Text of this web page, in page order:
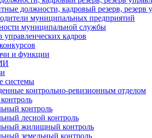
должности, кадровый резерв, резерв
муниципальных предприятий
муниципальной службы
управленческих кадров
и функции
системы
контрольно-ревизионным отделом
контроль
лесной контроль
жилищный контроль
земельный контроль